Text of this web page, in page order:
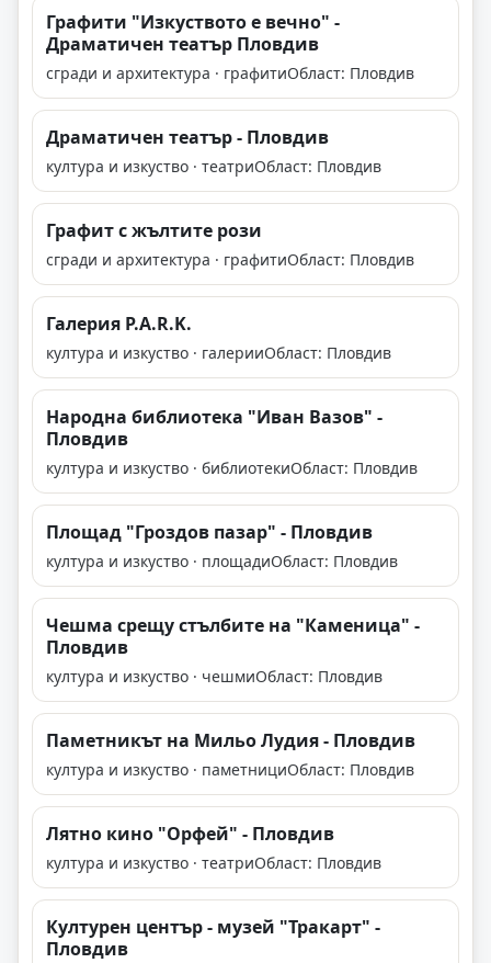
Графити "Изкуството е вечно" -
Драматичен театър Пловдив
сгради и архитектура · графитиОбласт: Пловдив
Драматичен театър - Пловдив
култура и изкуство · театриОбласт: Пловдив
Графит с жълтите рози
сгради и архитектура · графитиОбласт: Пловдив
Галерия P.A.R.K.
култура и изкуство · галерииОбласт: Пловдив
Народна библиотека "Иван Вазов" -
Пловдив
култура и изкуство · библиотекиОбласт: Пловдив
Площад "Гроздов пазар" - Пловдив
култура и изкуство · площадиОбласт: Пловдив
Чешма срещу стълбите на "Каменица" -
Пловдив
култура и изкуство · чешмиОбласт: Пловдив
Паметникът на Мильо Лудия - Пловдив
култура и изкуство · паметнициОбласт: Пловдив
Лятно кино "Орфей" - Пловдив
култура и изкуство · театриОбласт: Пловдив
Културен център - музей "Тракарт" -
Пловдив